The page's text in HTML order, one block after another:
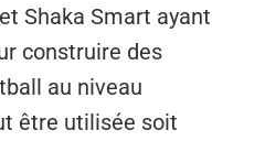
Shaka Smart ayant
construire des
au niveau
être utilisée soit